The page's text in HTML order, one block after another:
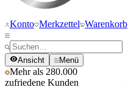
Konto Merkzettel Warenkorb
Ansicht Menü
Mehr als 280.000
zufriedene Kunden